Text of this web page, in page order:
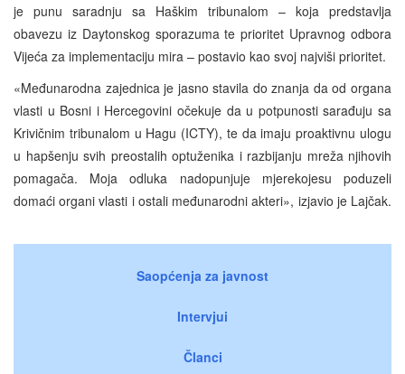
je punu saradnju sa Haškim tribunalom – koja predstavlja
obavezu iz Daytonskog sporazuma te prioritet Upravnog odbora
Vijeća za implementaciju mira – postavio kao svoj najviši prioritet.
«Međunarodna zajednica je jasno stavila do znanja da od organa
vlasti u Bosni i Hercegovini očekuje da u potpunosti sarađuju sa
Krivičnim tribunalom u Hagu (ICTY), te da imaju proaktivnu ulogu
u hapšenju svih preostalih optuženika i razbijanju mreža njihovih
pomagača. Moja odluka nadopunjuje mjerekojesu poduzeli
domaći organi vlasti i ostali međunarodni akteri», izjavio je Lajčak.
Saopćenja za javnost
Intervjui
Članci